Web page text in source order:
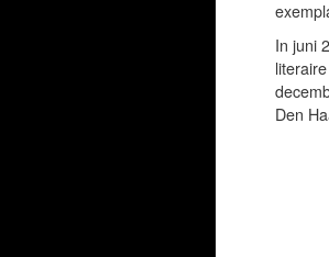
In juni
Den